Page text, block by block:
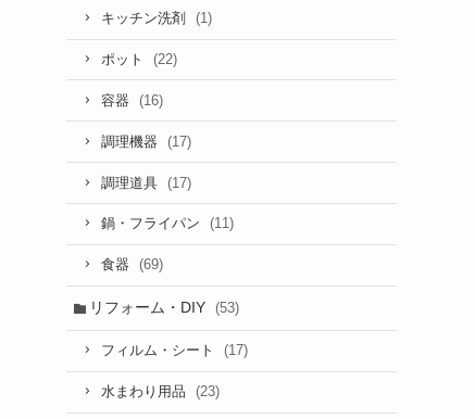
キッチン洗剤 (1)
ポット (22)
容器 (16)
調理機器 (17)
調理道具 (17)
鍋・フライパン (11)
食器 (69)
リフォーム・DIY (53)
フィルム・シート (17)
水まわり用品 (23)